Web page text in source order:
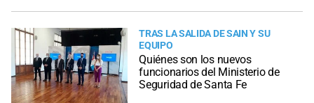
TRAS LA SALIDA DE SAIN Y SU
EQUIPO
Quiénes son los nuevos
funcionarios del Ministerio de
Seguridad de Santa Fe